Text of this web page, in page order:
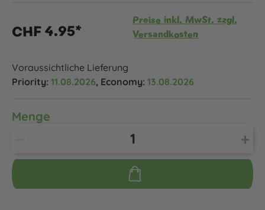
CHF 4.95*
Preise inkl. MwSt. zzgl.
Versandkosten
Voraussichtliche Lieferung
Priority: 11.08.2026, Economy: 13.08.2026
Menge